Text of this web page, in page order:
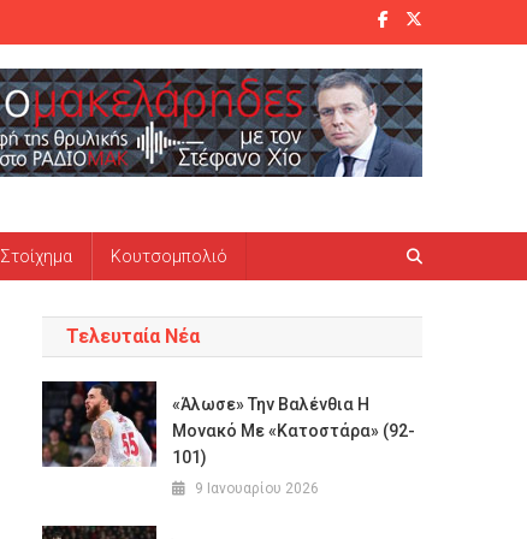
Στοίχημα Κουτσομπολιό
Τελευταία Νέα
«Άλωσε» Την Βαλένθια Η
Μονακό Με «κατοστάρα» (92-
101)
9 Ιανουαρίου 2026